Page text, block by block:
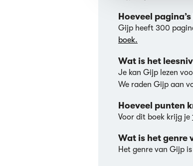
Hoeveel
Gijp heeft 300
boek.
Wat is het
Je kan Gijp lezen
We raden Gijp aan
Hoeveel punten
Voor dit boek krijg je
Wat is het genre
Het genre van Gijp is